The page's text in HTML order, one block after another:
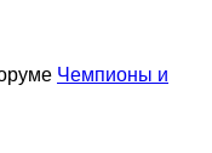
Чемпионы и